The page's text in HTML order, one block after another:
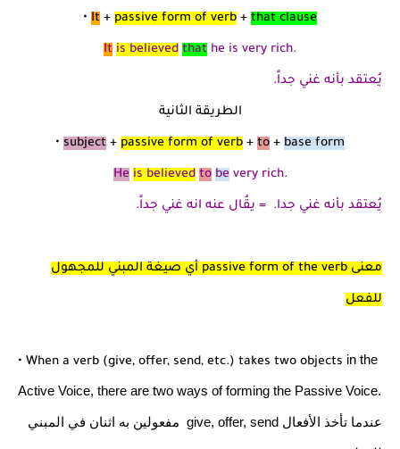
• It + passive form of verb + that clause
It is believed that he is very rich.
يُعتقد بأنه غني جداً.
الطريقة الثانية
• subject + passive form of verb + to + base form
He is believed to bevery rich.
يُعتقد بأنه غني جدا. = يقُال عنه انه غني جداً.
معنى passive form of the verb أي صيغة المبني للمجهول
للفعل
• When a verb (give, offer, send, etc.) takes two objects in the
Active Voice, there are two ways of forming the Passive Voice.
عندما تأخذ الأفعال give, offer, send مفعولين به اثنان في المبني